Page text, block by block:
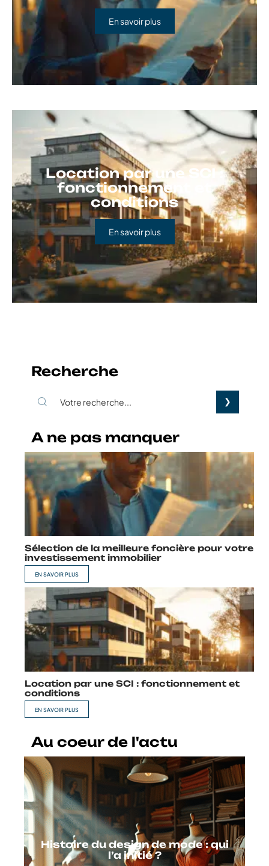
En savoir plus
Location par une SCI :
fonctionnement et
conditions
En savoir plus
Recherche
A ne pas manquer
Sélection de la meilleure foncière pour votre
investissement immobilier
EN SAVOIR PLUS
Location par une SCI : fonctionnement et
conditions
EN SAVOIR PLUS
Au coeur de l'actu
Histoire du design de mode : qui
l’a initié ?